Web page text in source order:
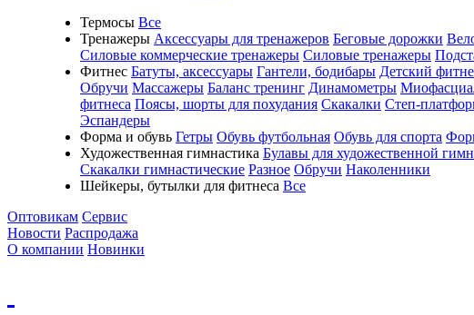
Термосы Все
Тренажеры Аксессуары для тренажеров Беговые дорожки
Силовые коммерческие тренажеры Силовые тренажеры
Фитнес Батуты, аксессуары Гантели, бодибары Детский
Обручи Массажеры Баланс тренинг Динамометры
фитнеса Поясы, шорты для похудания Скакалки Степ-
Эспандеры
Форма и обувь Гетры Обувь футбольная Обувь для спорта
Художественная гимнастика Булавы для художественной
Скакалки гимнастические Разное Обручи Наколенники
Шейкеры, бутылки для фитнеса Все
Оптовикам Сервис
Новости Распродажа
О компании Новинки